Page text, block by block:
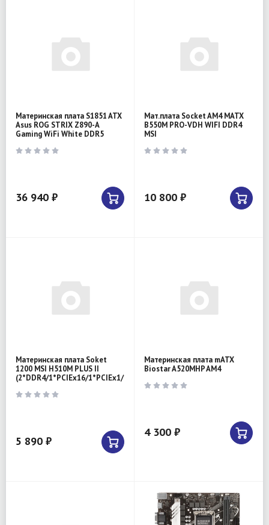
Материнская плата S1851 ATX
Asus ROG STRIX Z890-A
Gaming WiFi White DDR5
36 940 ₽
Мат.плата Socket AM4 MATX
B550M PRO-VDH WIFI DDR4
MSI
10 800 ₽
Материнская плата Soket
1200 MSI H510M PLUS II
(2*DDR4/1*PCIEx16/1*PCIEx1/1*M.2/4*USB3.2Gen1/8*USB2.
5 890 ₽
Материнская плата mATX
Biostar A520MHP AM4
4 300 ₽